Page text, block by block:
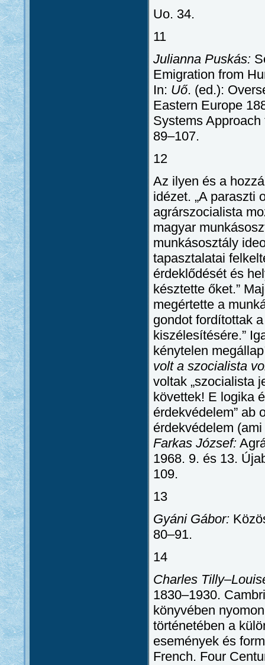
Uo. 34.
11
Julianna Puskás:
Emigration from
In: Uő. (ed.):
Eastern Europe
Systems
89–107.
12
Az ilyen és a
idézet. „A paraszti
agrárszocialista
magyar
munkásosztály
tapasztalatai
érdeklődését és
késztette őket.”
megértette a
gondot fordítottak
kiszélesítésére.”
kénytelen
volt a szocialista
voltak „szocialista
követtek! E logika
érdekvédelem” ab
érdekvédelem
Farkas József:
1968. 9. és 13.
109.
13
Gyáni Gábor:
80–91.
14
Charles
1830–1930.
könyvében
történetében a
események és
French. Four